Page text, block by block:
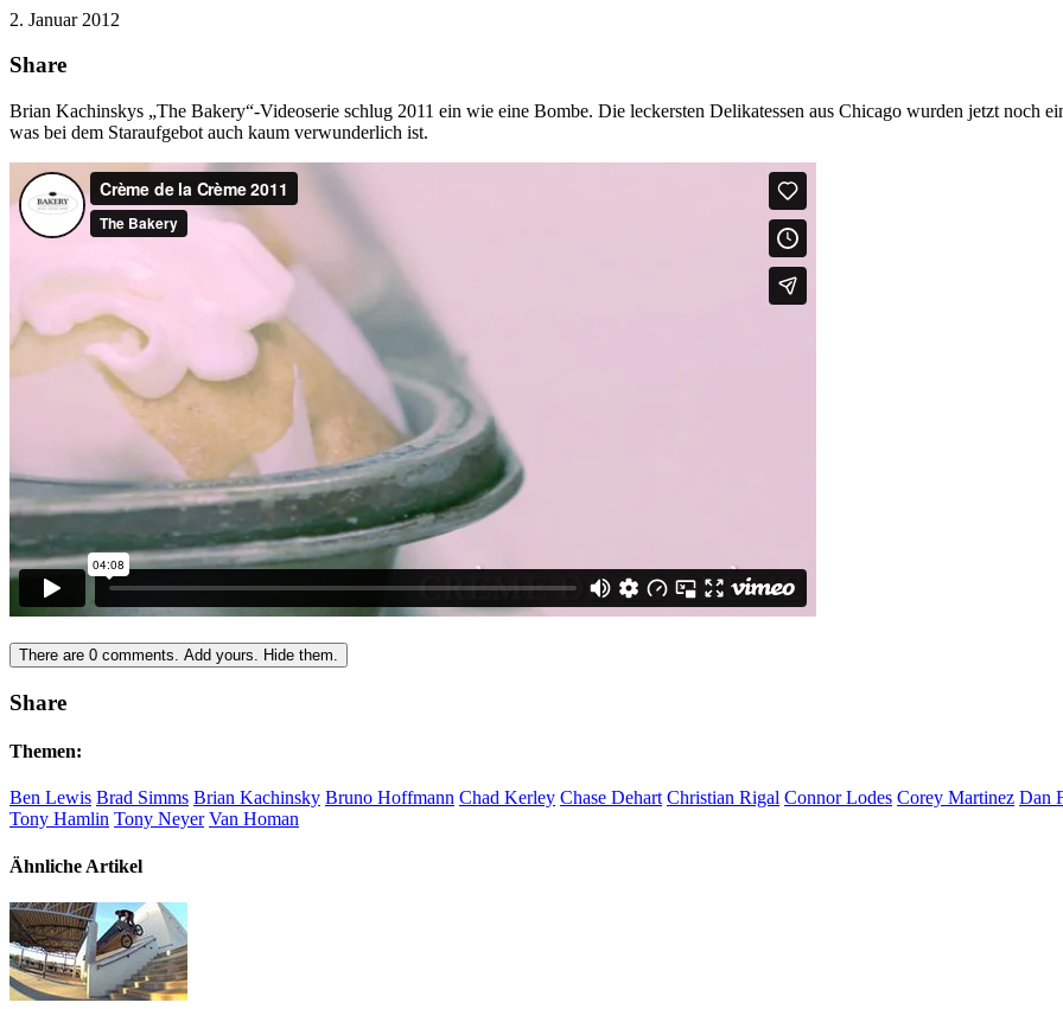
2. Januar 2012
Share
Brian Kachinskys „The Bakery“-Videoserie schlug 2011 ein wie eine Bombe. Die leckersten Delikatessen aus Chicago wurden jetzt noch
was bei dem Staraufgebot auch kaum verwunderlich ist.
There are 0 comments. Add yours. Hide them.
Share
Themen:
Ben Lewis Brad Simms Brian Kachinsky Bruno Hoffmann Chad Kerley Chase Dehart Christian Rigal Connor Lodes Corey Martinez Dan
Tony Hamlin Tony Neyer Van Homan
Ähnliche Artikel